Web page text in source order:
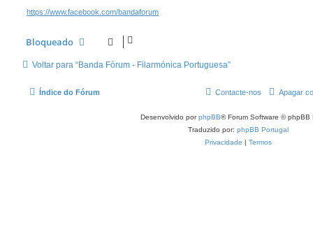
https://www.facebook.com/bandaforum
Bloqueado
Voltar para “Banda Fórum - Filarmónica Portuguesa”
Índice do Fórum Apagar
Contacte-nos
Desenvolvido porphpBB® Forum Software © phpBB
Traduzido por: phpBB Portugal
Privacidade | Termos